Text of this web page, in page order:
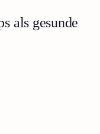
als gesunde